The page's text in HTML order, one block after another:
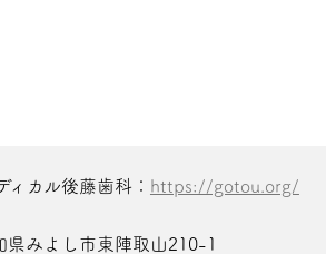
ィカル後藤歯科： https://gotou.org/
県みよし市東陣取山210-1